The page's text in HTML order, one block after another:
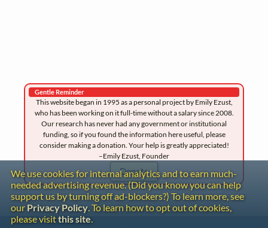
Gentle Reminder
This website began in 1995 as a personal project by Emily Ezust,
who has been working on it full-time without a salary since 2008.
Our research has never had any government or institutional
funding, so if you found the information here useful, please
consider making a donation. Your help is greatly appreciated!
–Emily Ezust, Founder
Donate
We use cookies for internal analytics and to earn much-
needed advertising revenue. (Did you know you can help
support us by turning off ad-blockers?) To learn more, see
our Privacy Policy. To learn how to opt out of cookies,
please visitthis site.